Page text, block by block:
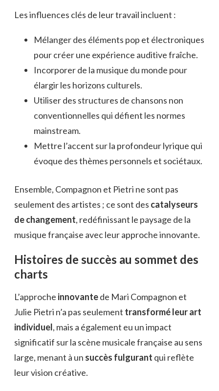
Les influences clés de leur travail incluent :
Mélanger des éléments pop et électroniques
pour créer une expérience auditive fraîche.
Incorporer de la musique du monde pour
élargir les horizons culturels.
Utiliser des structures de chansons non
conventionnelles qui défient les normes
mainstream.
Mettre l’accent sur la profondeur lyrique qui
évoque des thèmes personnels et sociétaux.
Ensemble, Compagnon et Pietri ne sont pas
seulement des artistes ; ce sont des catalyseurs
de changement, redéfinissant le paysage de la
musique française avec leur approche innovante.
Histoires de succès au sommet des
charts
L’approche innovantede Mari Compagnon et
Julie Pietri n’a pas seulement transformé leur art
individuel, mais a également eu un impact
significatif sur la scène musicale française au sens
large, menant à un succès fulgurant qui reflète
leur vision créative.